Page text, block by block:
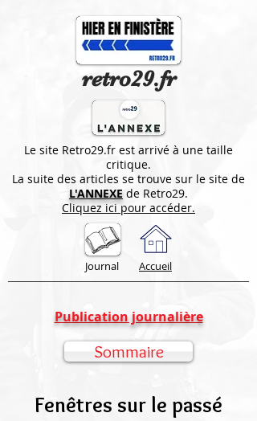
retro29.fr
Le site Retro29.fr est arrivé à une taille
critique.
La suite des articles se trouve sur le site de
L'ANNEXE de Retro29.
Cliquez ici pour accéder.
Journal Accueil
Publication journalière
Fenêtres sur le passé
Sommaire